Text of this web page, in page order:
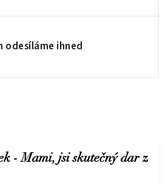
odesíláme ihned
- Mami, jsi skutečný dar z